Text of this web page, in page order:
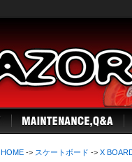
HOME -> スケートボード -> X